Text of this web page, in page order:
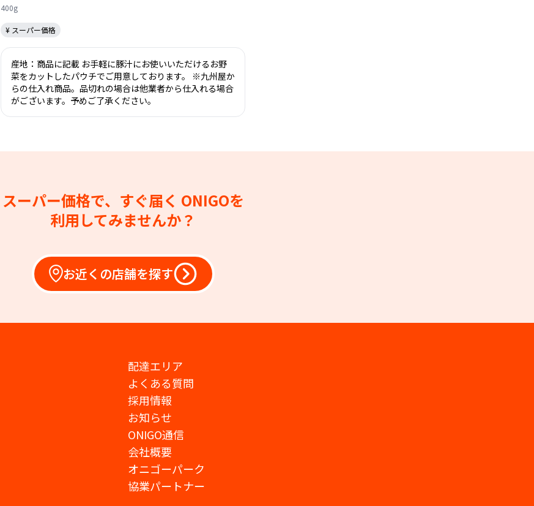
400g
¥ スーパー価格
産地：商品に記載 お手軽に豚汁にお使いいただけるお野
菜をカットしたパウチでご用意しております。 ※九州屋か
らの仕入れ商品。品切れの場合は他業者から仕入れる場合
がございます。予めご了承ください。
スーパー価格で、すぐ届く ONIGOを
利用してみませんか？
お近くの店舗を探す
配達エリア
よくある質問
採用情報
お知らせ
ONIGO通信
会社概要
オニゴーパーク
協業パートナー